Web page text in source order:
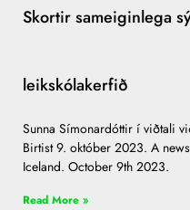
Skortir sameiginlega
leikskólakerfið
Sunna Símonardóttir í viðtali
Birtist 9. október 2023. A
Iceland. October 9th 2023.
Read More »